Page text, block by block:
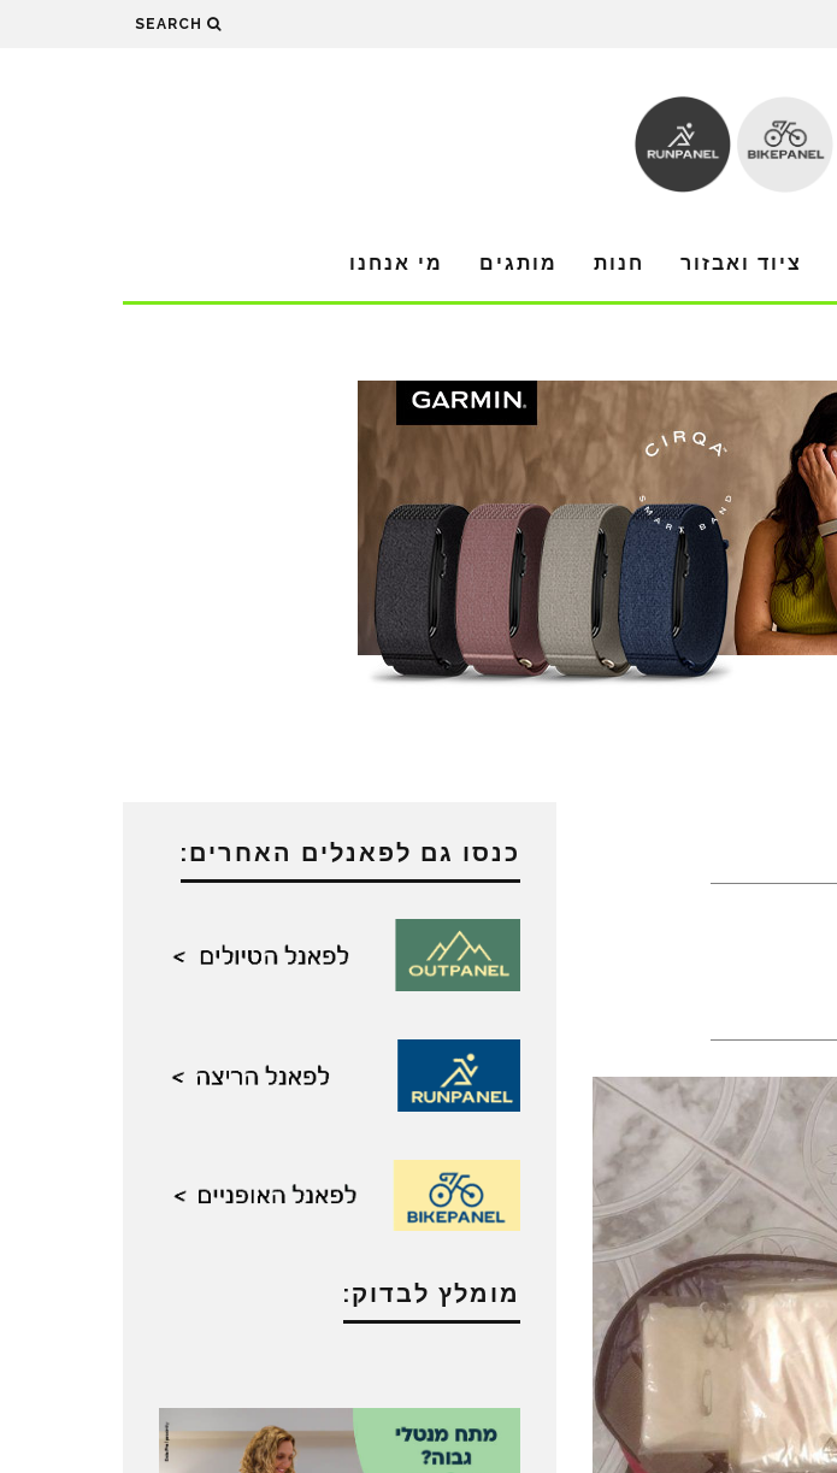
SEARCH
ציוד ואבזור חנות מותגים מי אנחנו
כנסו גם לפאנלים האחרים:
מומלץ לבדוק: